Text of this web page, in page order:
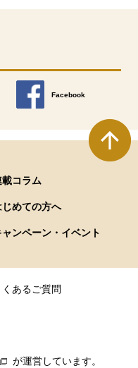
Facebook
別のウィンドウで開きます
載コラム
じめての方へ
ャンペーン・イベント
くあるご質問
別のウィンドウで開きます。
が運営しています。